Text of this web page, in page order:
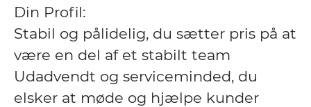
Din Profil:
Stabil og pålidelig, du sætter pris på at
være en del af et stabilt team
Udadvendt og serviceminded, du
elsker at møde og hjælpe kunder